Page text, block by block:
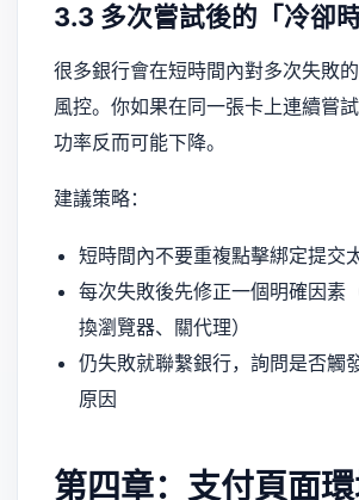
3.3 多次嘗試後的「冷卻時
很多銀行會在短時間內對多次失敗
風控。你如果在同一張卡上連續嘗
功率反而可能下降。
建議策略：
短時間內不要重複點擊綁定提交
每次失敗後先修正一個明確因素
換瀏覽器、關代理）
仍失敗就聯繫銀行，詢問是否觸
原因
第四章：支付頁面